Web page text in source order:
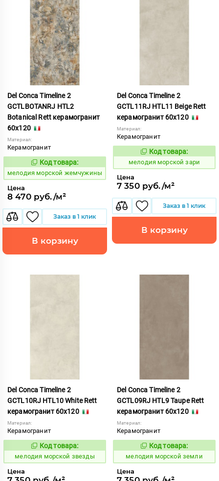
Del Conca Timeline 2
GCTLBOTANRJ HTL2
Botanical Rett керамогранит
60x120
Материал:
Керамогранит
960651
Код товара:
мелодия морской жемчужины
Цена
8 470 руб./м²
Заказ в 1 клик
В корзину
Del Conca Timeline 2
GCTL11RJ HTL11 Beige Rett
керамогранит 60x120
Материал:
Керамогранит
960653
Код товара:
мелодия морской зари
Цена
7 350 руб./м²
Заказ в 1 клик
В корзину
Del Conca Timeline 2
GCTL10RJ HTL10 White Rett
керамогранит 60x120
Материал:
Керамогранит
960654
Код товара:
мелодия морской звезды
Цена
Del Conca Timeline 2
GCTL09RJ HTL9 Taupe Rett
керамогранит 60x120
Материал:
Керамогранит
960655
Код товара:
мелодия морской земли
Цена